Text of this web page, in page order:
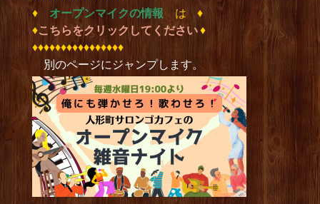
♦︎ オープンマイクの情報は ♦︎
♦︎こちらをクリックしてください♦︎
♦︎♦︎♦︎♦︎♦︎♦︎♦︎♦︎♦︎♦︎♦︎♦︎♦︎♦︎♦︎♦︎
別のページにジャンプします。